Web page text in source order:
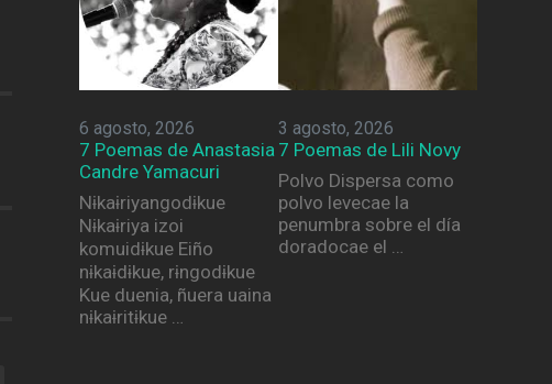
6 agosto, 2026
7 Poemas de Anastasia
Candre Yamacuri
Nɨkaɨriyangodɨkue
Nɨkaɨriya izoi
komuidɨkue Eiño
nɨkaɨdɨkue, rɨngodɨkue
Kue duenia, ñuera uaina
nɨkaɨritɨkue …
3 agosto, 2026
7 Poemas de Lili Novy
Polvo Dispersa como
polvo levecae la
penumbra sobre el día
doradocae el …